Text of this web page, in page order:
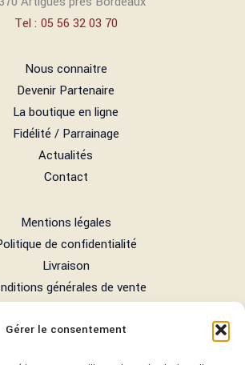
Gérer le consentement
Tel : 05 56 32 03 70
Nous connaitre
Devenir Partenaire
La boutique en ligne
Fidélité / Parrainage
Actualités
Contact
Mentions légales
de confidentialité
Livraison
générales de vente
est dangereux pour la santé, à